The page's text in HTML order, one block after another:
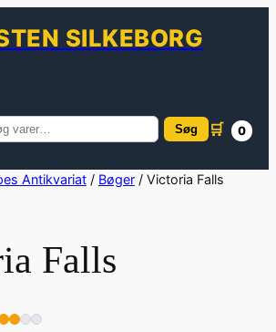
SILKEBORG
Søg 🛒 0
Antikvariat/ Bøger/ Victoria Falls
Falls